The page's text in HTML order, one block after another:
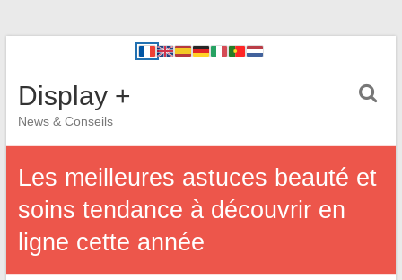
Display +
News & Conseils
Les meilleures astuces beauté et
soins tendance à découvrir en
ligne cette année